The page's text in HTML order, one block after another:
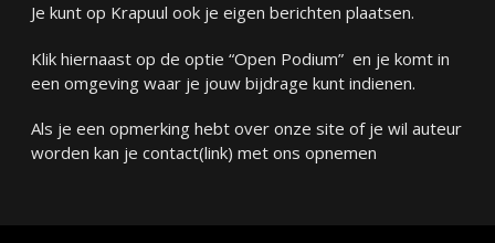
Je kunt op Krapuul ook je eigen berichten plaatsen.
Klik hiernaast op de optie “Open Podium” en je komt in
een omgeving waar je jouw bijdrage kunt indienen.
Als je een opmerking hebt over onze site of je wil auteur
worden kan je contact(link) met ons opnemen